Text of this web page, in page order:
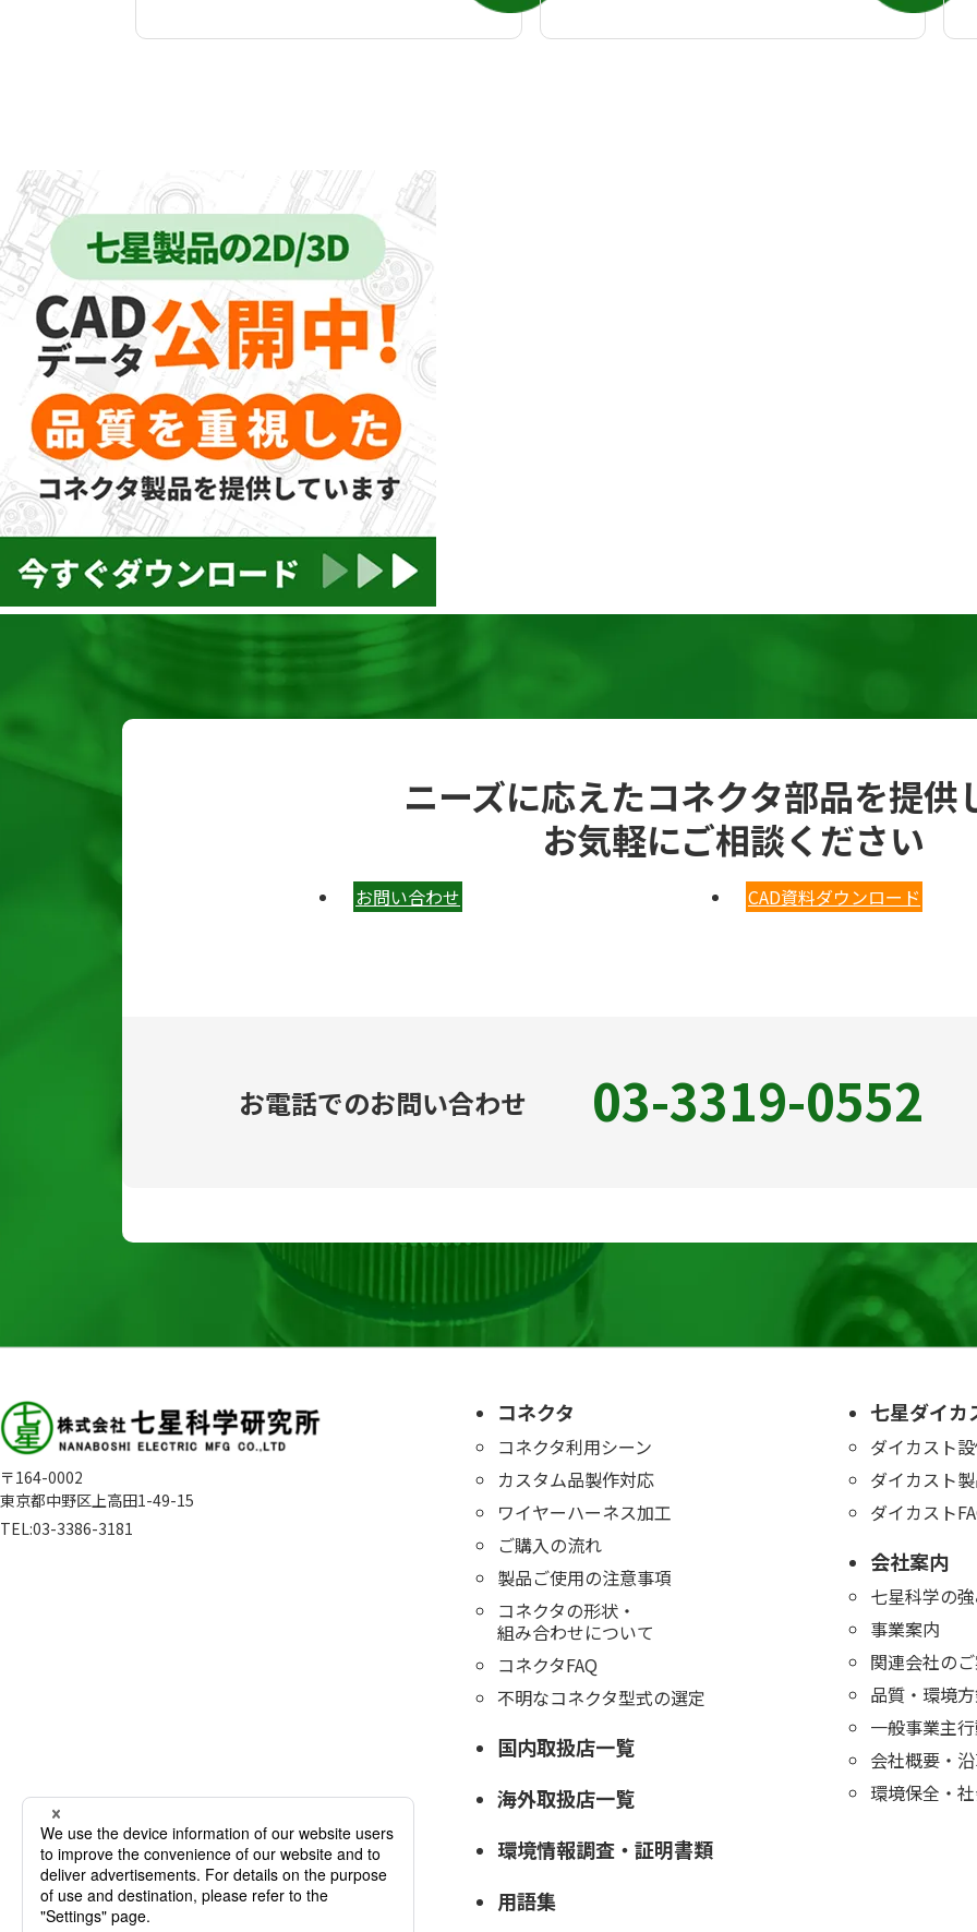
ニーズに応えたコネクタ部品を提供
お気軽にご相談ください
お問い合わせ CAD資料ダウンロード
お電話でのお問い合わせ 03-3319-0552
〒164-0002
東京都中野区上高田1-49-15
TEL:03-3386-3181
コネクタ
コネクタ利用シーン
カスタム品製作対応
ワイヤーハーネス加工
ご購入の流れ
製品ご使用の注意事項
コネクタの形状・
組み合わせについて
コネクタFAQ
不明なコネクタ型式の選定
国内取扱店一覧
海外取扱店一覧
環境情報調査・証明書類
用語集
七星ダイカ
ダイカスト
ダイカスト
ダイカスト
会社案内
七星科学の
事業案内
関連会社の
品質・環境
一般事業主
会社概要・
環境保全・